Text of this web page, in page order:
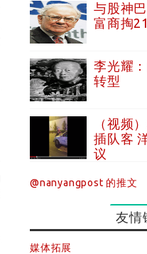
与股神
富商掏
李光耀
转型
（视频
插队客
议
@nanyangpost 的推文
友情
媒体拓展